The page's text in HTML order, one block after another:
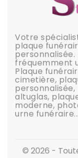
Votre
plaque
fréquemment
Plaque
cimetière,
personnalisée,
altuglas,
moderne,
urne
© 2026 -